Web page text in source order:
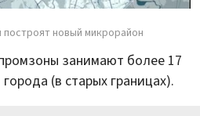
новый микрорайон
занимают более 17
(в старых границах).